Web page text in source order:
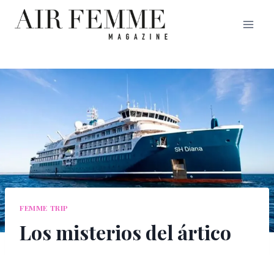
Saltar
FEMME TRIP
Los misterios del ártico